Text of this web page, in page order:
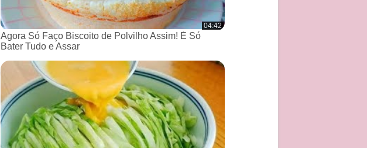
04:42
Agora Só Faço Biscoito de Polvilho Assim! É Só
Bater Tudo e Assar